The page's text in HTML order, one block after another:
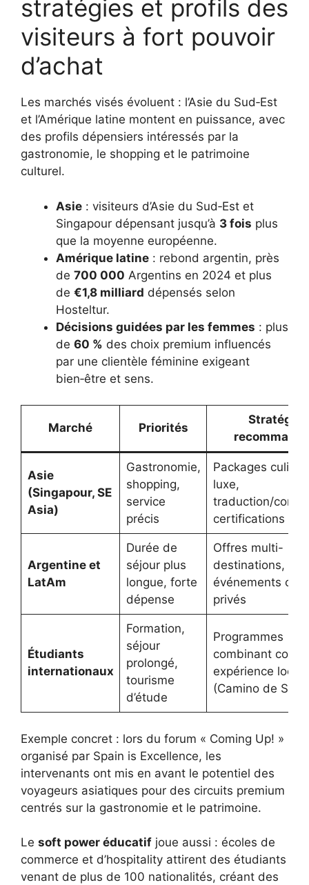
stratégies et profils des
visiteurs à fort pouvoir
d’achat
Les marchés visés évoluent : l’Asie du Sud‑Est
et l’Amérique latine montent en puissance, avec
des profils dépensiers intéressés par la
gastronomie, le shopping et le patrimoine
culturel.
Asie : visiteurs d’Asie du Sud‑Est et
Singapour dépensant jusqu’à 3 fois plus
que la moyenne européenne.
Amérique latine : rebond argentin, près
de 700 000 Argentins en 2024 et plus
de €1,8 milliard dépensés selon
Hosteltur.
Décisions guidées par les femmes : plus
de 60 % des choix premium influencés
par une clientèle féminine exigeant
bien‑être et sens.
Marché Priorités
Stratégies
Asie
(Singapour, SE
Asia)
Gastronomie,
shopping,
service
précis
Packages
luxe,
traduction/
certifications
Argentine et
LatAm
Durée de
séjour plus
longue, forte
dépense
Offres multi-
destinations,
événements
privés
Étudiants
internationaux
Formation,
séjour
prolongé,
tourisme
d’étude
Programmes
combinant cours
expérience locale
(Camino de
Exemple concret : lors du forum « Coming Up! »
organisé par Spain is Excellence, les
intervenants ont mis en avant le potentiel des
voyageurs asiatiques pour des circuits premium
centrés sur la gastronomie et le patrimoine.
Le soft power éducatif joue aussi : écoles de
commerce et d’hospitality attirent des étudiants
venant de plus de 100 nationalités, créant des